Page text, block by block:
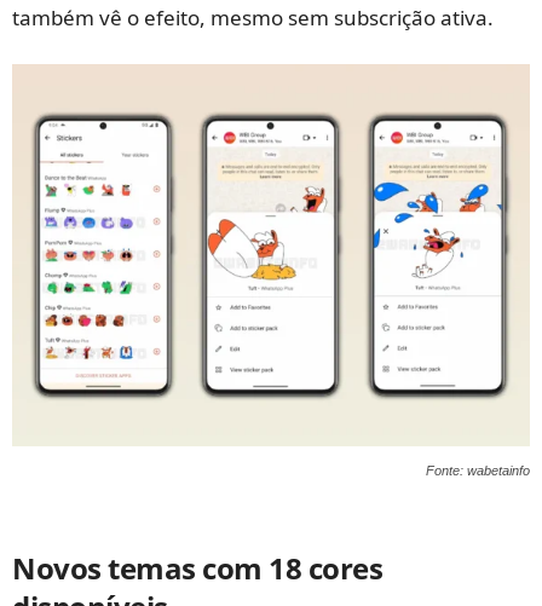
também vê o efeito, mesmo sem subscrição ativa.
Fonte: wabetainfo
Novos temas com 18 cores